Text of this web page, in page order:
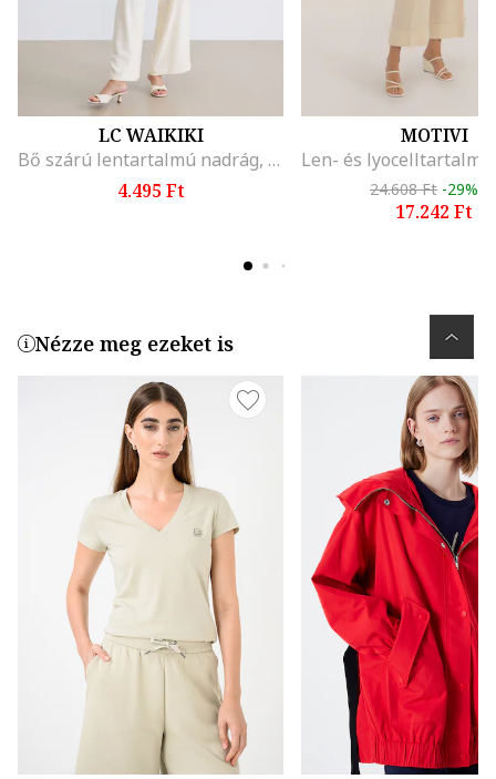
LC WAIKIKI
Bő szárú lentartalmú nadrág, Krémszín
4.495 Ft
MOTIVI
24.608 Ft -29%
17.242 Ft
Nézze meg ezeket is